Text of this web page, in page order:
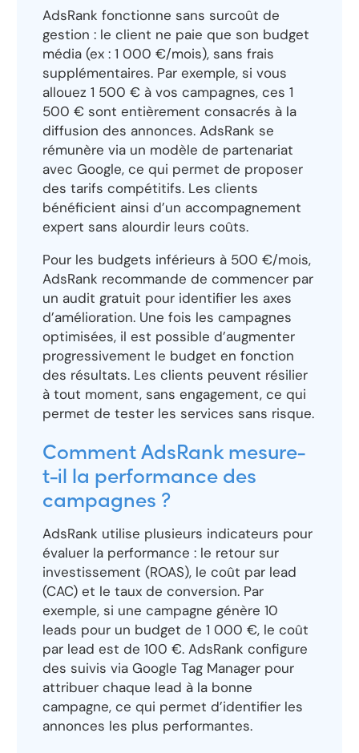
AdsRank fonctionne sans surcoût de
gestion : le client ne paie que son budget
média (ex : 1 000 €/mois), sans frais
supplémentaires. Par exemple, si vous
allouez 1 500 € à vos campagnes, ces 1
500 € sont entièrement consacrés à la
diffusion des annonces. AdsRank se
rémunère via un modèle de partenariat
avec Google, ce qui permet de proposer
des tarifs compétitifs. Les clients
bénéficient ainsi d’un accompagnement
expert sans alourdir leurs coûts.
Pour les budgets inférieurs à 500 €/mois,
AdsRank recommande de commencer par
un audit gratuit pour identifier les axes
d’amélioration. Une fois les campagnes
optimisées, il est possible d’augmenter
progressivement le budget en fonction
des résultats. Les clients peuvent résilier
à tout moment, sans engagement, ce qui
permet de tester les services sans risque.
Comment AdsRank mesure-
t-il la performance des
campagnes ?
AdsRank utilise plusieurs indicateurs pour
évaluer la performance : le retour sur
investissement (ROAS), le coût par lead
(CAC) et le taux de conversion. Par
exemple, si une campagne génère 10
leads pour un budget de 1 000 €, le coût
par lead est de 100 €. AdsRank configure
des suivis via Google Tag Manager pour
attribuer chaque lead à la bonne
campagne, ce qui permet d’identifier les
annonces les plus performantes.